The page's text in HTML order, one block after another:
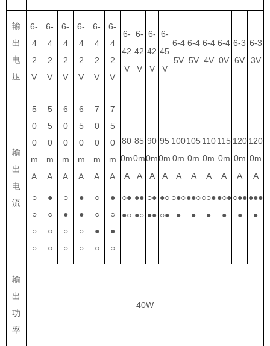
输
出
电
压
6-
4
2
V
6-
4
2
V
6-
4
2
V
6-
4
2
V
6-
4
2
V
6-
4
2
V
6-
42
V
6-
42
V
6-
42
V
6-
45
V
6-4
5V
6-4
5V
6-4
4V
6-4
0V
6-3
6V
6-3
3V
输
出
电
流
5
0
0
m
A
○
○
○
○
5
5
0
m
A
●
○
○
○
6
0
0
m
A
○
●
○
○
6
5
0
m
A
●
●
○
○
7
0
0
m
A
○
○
●
○
7
5
0
m
A
●
○
●
○
80
0m
A
○●
●○
85
0m
A
●●
●○
90
0m
A
○●
●●
95
0m
A
●○
○●
100
0m
A
○●○
●
105
0m
A
●●○
●
110
0m
A
○○●
●
115
0m
A
●○●
●
120
0m
A
○●●
●
120
0m
A
●●●
●
输
出
功
率
40W